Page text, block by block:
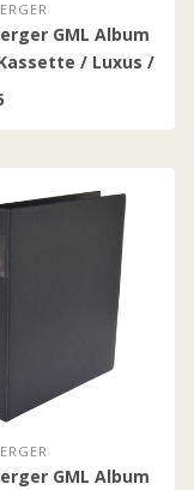
GML Album
/ Luxus /
GML Album